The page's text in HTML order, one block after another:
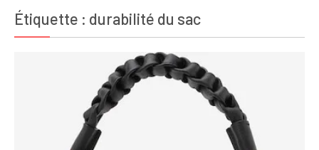
Étiquette : durabilité du sac